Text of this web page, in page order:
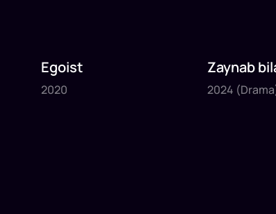
2020
Egoist
2020
2024
43 daq
Zaynab
begim 2
2024